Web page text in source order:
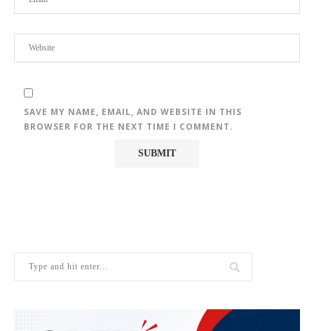
SAVE MY NAME, EMAIL, AND WEBSITE IN THIS
BROWSER FOR THE NEXT TIME I COMMENT.